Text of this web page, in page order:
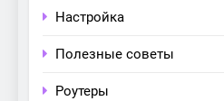
Настройка
Полезные советы
Роутеры